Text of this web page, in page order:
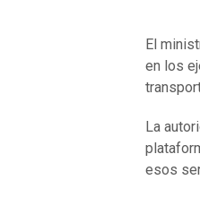
El
en los
La
esos